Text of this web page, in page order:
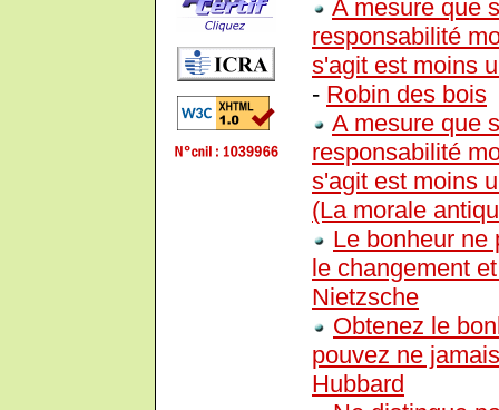
A mesure que
responsabilité
s'agit est moins
- Robin des bois
A mesure que
responsabilité
s'agit est moins
(La morale
Le bonheur ne
le changement
Nietzsche
Obtenez le
pouvez ne
Hubbard